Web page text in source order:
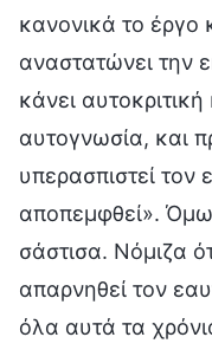
κανονικά το έργο
αναστατώνει την
κάνει
αυτογνωσία, και
υπερασπιστεί τον
αποπεμφθεί».
σάστισα. Νόμιζα
απαρνηθεί τον
όλα αυτά τα